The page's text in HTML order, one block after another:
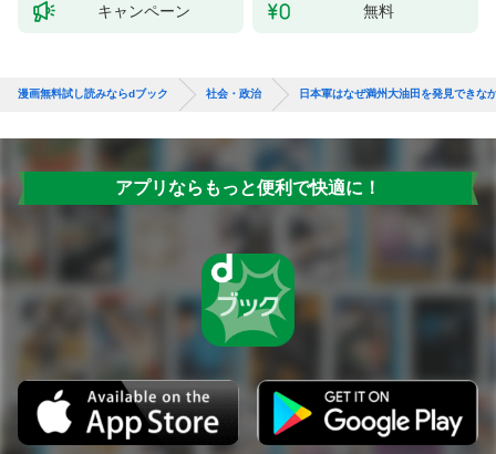
キャンペーン 無料
漫画無料試し読みならdブック 社会・政治 日本軍はなぜ満州大油田を発見できな
アプリならもっと便利で快適に！